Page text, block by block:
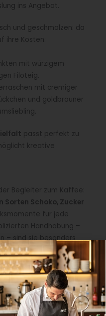
ins Angebot.
und geschmolzen: da
ihre Kosten:
mit würzigem
Filoteig.
mit cremiger
und goldbrauner
passt perfekt zu
kreative
Begleiter zum Kaffee:
Sorten Schoko, Zucker
für jede
Handhabung –
– sind sie besonders
Zeit im
Sortiment von
Haus-Angebot flexibel
pflanzlichen